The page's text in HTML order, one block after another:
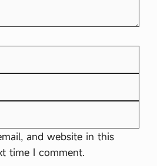
and website in this
time I comment.